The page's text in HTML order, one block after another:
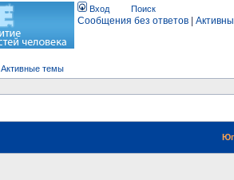
Вход Поиск
Сообщения без ответов
Активные темы